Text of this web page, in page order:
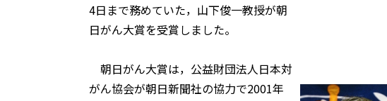
4日まで務めていた，山下俊一教授が朝
日がん大賞を受賞しました。
朝日がん大賞は，公益財団法人日本対
がん協会が朝日新聞社の協力で2001年